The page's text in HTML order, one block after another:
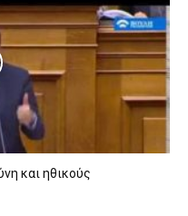
και ηθικούς